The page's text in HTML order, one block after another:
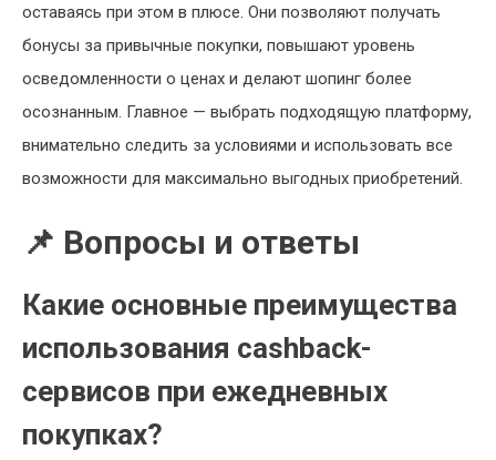
оставаясь при этом в плюсе. Они позволяют получать
бонусы за привычные покупки, повышают уровень
осведомленности о ценах и делают шопинг более
осознанным. Главное — выбрать подходящую платформу,
внимательно следить за условиями и использовать все
возможности для максимально выгодных приобретений.
📌 Вопросы и ответы
Какие основные преимущества
использования cashback-
сервисов при ежедневных
покупках?